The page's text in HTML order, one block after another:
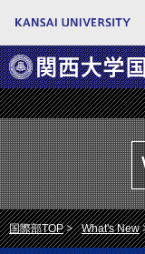
国際部TOP What's New